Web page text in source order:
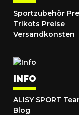
Sportzubehör
Trikots Preise
Versandkonsten
INFO
ALISY SPORT
Blog